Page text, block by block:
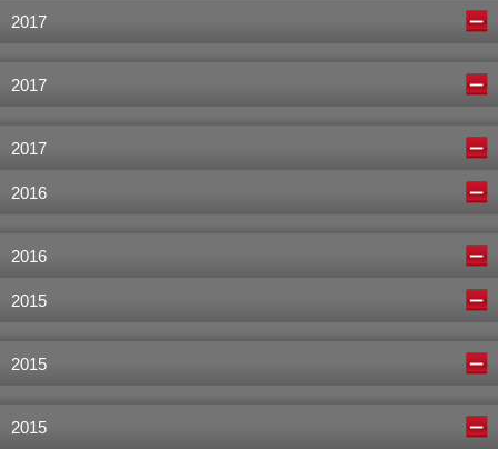
2017
2017
2017
2016
2016
2015
2015
2015